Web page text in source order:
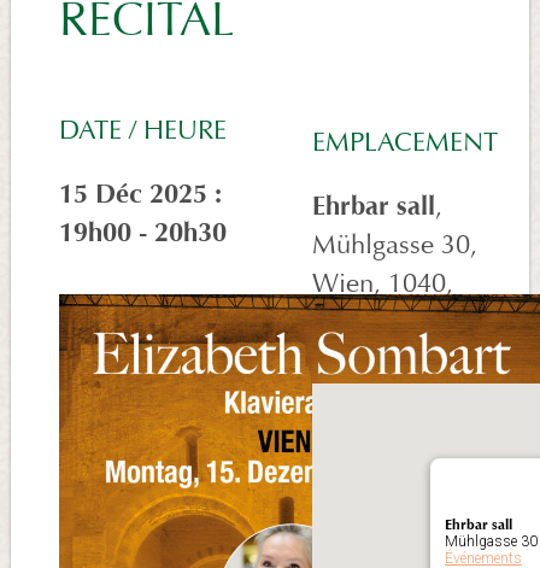
RECITAL
EMPLACEMENT
Ehrbar sall,
Mühlgasse 30,
Wien, 1040,
Autriche
Ehrbar sall
Mühlgasse 30
Événements
DATE / HEURE
15 Déc 2025 :
19h00 - 20h30